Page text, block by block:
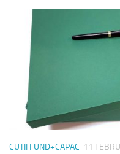
CUTII FUND+CAPAC 11